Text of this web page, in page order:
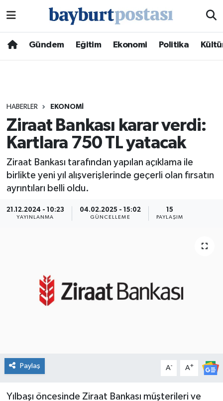
Gündem Eğitim Ekonomi Politika
HABERLER EKONOMI
Ziraat Bankası karar verdi:
Kartlara 750 TL yatacak
Ziraat Bankası tarafından yapılan açıklama ile
birlikte yeni yıl alışverişlerinde geçerli olan fırsatın
ayrıntıları belli oldu.
21.12.2024 - 10:23
YAYINLANMA
04.02.2025 - 15:02
GÜNCELLEME
15
PAYLAŞIM
Paylaş A- A+
Yılbaşı öncesinde Ziraat Bankası müşterileri ve
Hava Durumu
Süper Lig Puan Durumu ve Fikstür
Tüm Manşetler
Son Dakika Haberleri
Haber Arşivi